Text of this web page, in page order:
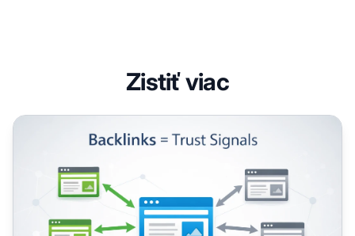
Zistiť viac
Prečo sú spätné odkazy dôležité pre SEO vášho blogu